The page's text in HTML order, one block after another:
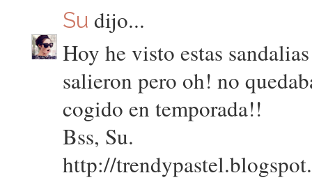
Su dijo...
Hoy he visto estas
salieron pero oh! no
cogido en temporada!!
Bss, Su.
http://